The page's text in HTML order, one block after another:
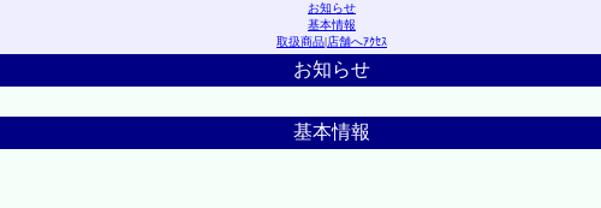
お知らせ
基本情報
取扱商品|店舗へｱｸｾｽ
お知らせ
基本情報